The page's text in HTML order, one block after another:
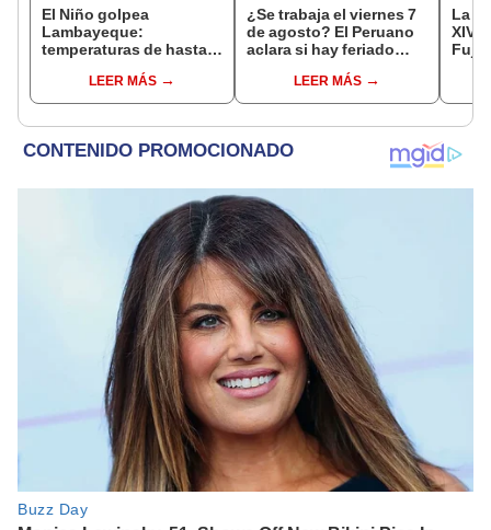
El Niño golpea
Lambayeque:
temperaturas de hasta
producción de mango y
palta
LEER MÁS
¿Se trabaja el viernes 7
de agosto? El Peruano
aclara si hay feriado
del 6 de agosto
LEER MÁS
La
XIV